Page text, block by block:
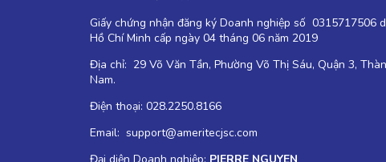
Giấy chứng nhận đăng ký Doanh nghiệp số 0315717506
Hồ Chí Minh cấp ngày 04 tháng 06 năm 2019
Địa chỉ: 29 Võ Văn Tần, Phường Võ Thị Sáu, Quận 3,
Nam.
Điện thoại: 028.2250.8166
Email: support@ameritecjsc.com